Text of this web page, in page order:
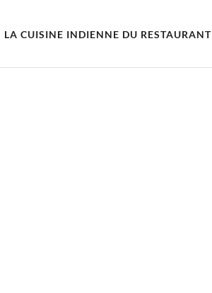
LA CUISINE INDIENNE DU RESTAURANT